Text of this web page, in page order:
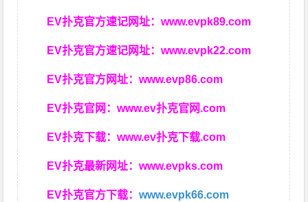
EV扑克官方速记网址：www.evpk89.com
EV扑克官方速记网址：www.evpk22.com
EV扑克官方网址：www.evp86.com
EV扑克官网：www.ev扑克官网.com
EV扑克下载：www.ev扑克下载.com
EV扑克最新网址：www.evpks.com
EV扑克官方下载：www.evpk66.com